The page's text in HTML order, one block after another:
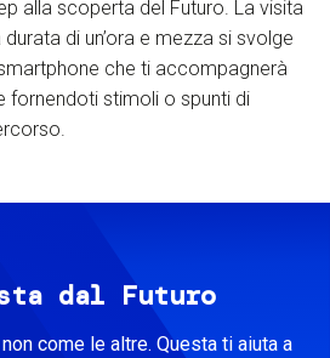
alla scoperta del Futuro. La visita
di un’ora e mezza si svolge
che ti accompagnerà
fornendoti stimoli o spunti di
dal Futuro
come le altre. Questa ti aiuta a